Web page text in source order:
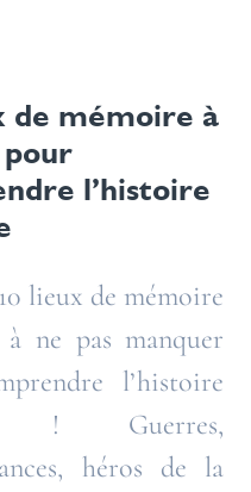
de mémoire à
pour
l’histoire
lieux de mémoire
à ne pas manquer
l’histoire
! Guerres,
héros de la